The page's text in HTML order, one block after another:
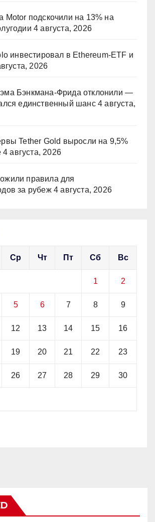
Motor подскочили на 13% на
4 августа, 2026
инвестировал в Ethereum-ETF и
2026
Бэнкмана-Фрида отклонили —
единственный шанс 4 августа,
Tether Gold выросли на 9,5%
4 августа, 2026
правила для
за рубеж 4 августа, 2026
Ср Чт Пт Сб Вс
1 2
5 6 7 8 9
12 13 14 15 16
19 20 21 22 23
26 27 28 29 30